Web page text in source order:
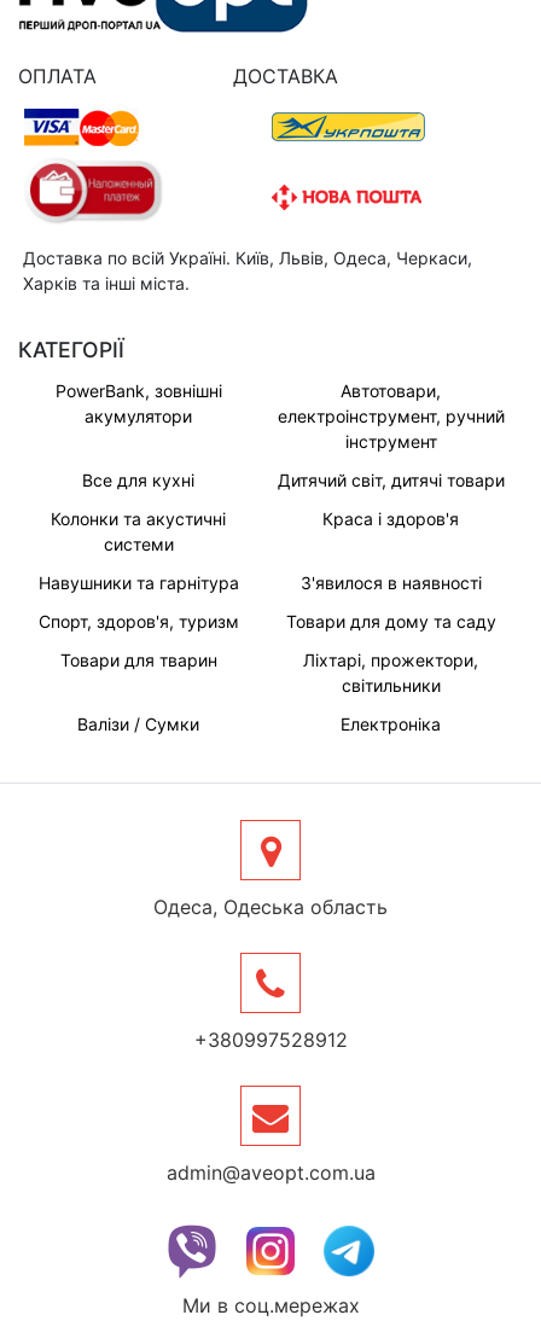
ОПЛАТА ДОСТАВКА
Доставка по всій Україні. Київ, Львів, Одеса, Черкаси,
Харків та інші міста.
КАТЕГОРІЇ
PowerBank, зовнішні
акумулятори
Автотовари,
електроінструмент, ручний
інструмент
Все для кухні
Дитячий світ, дитячі товари
Колонки та акустичні
системи
Краса і здоров'я
Навушники та гарнітура
З'явилося в наявності
Спорт, здоров'я, туризм
Товари для дому та саду
Товари для тварин
Ліхтарі, прожектори,
світильники
Валізи / Сумки
Електроніка
Одеса, Одеська область
+380997528912
admin@aveopt.com.ua
Ми в соц.мережах